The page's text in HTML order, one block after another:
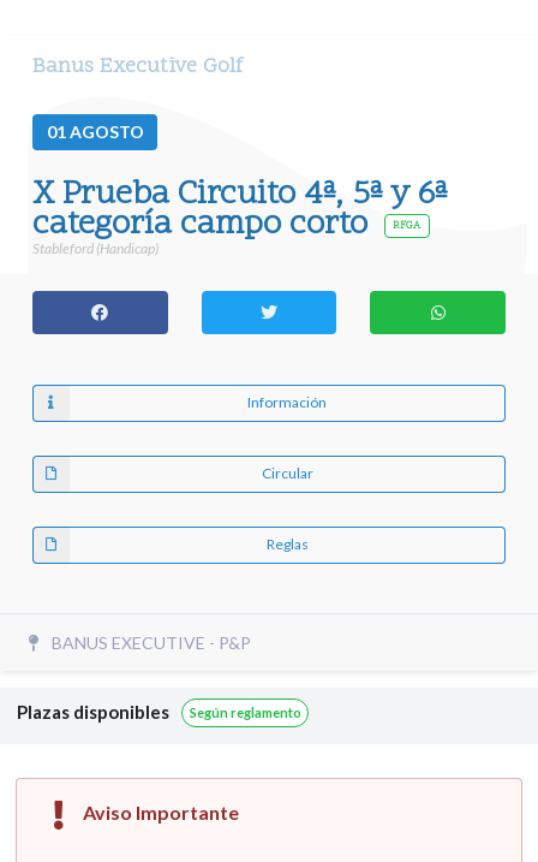
Banus Executive Golf
01AGOSTO
X Prueba Circuito 4ª, 5ª y 6ª
categoría campo corto RFGA
Stableford (Handicap)
Información
Circular
Reglas
BANUS EXECUTIVE - P&P
Plazas disponibles Según reglamento
Aviso Importante